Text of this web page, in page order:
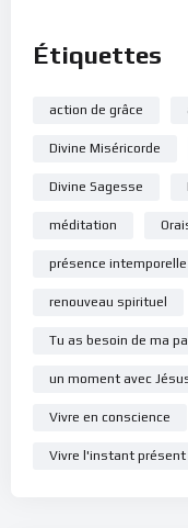
Étiquettes
action de grâce
Divine Miséricorde
Divine Sagesse
méditation
présence intemporelle
renouveau spirituel
Tu as besoin de ma
un moment avec
Vivre en conscience
Vivre l'instant présent